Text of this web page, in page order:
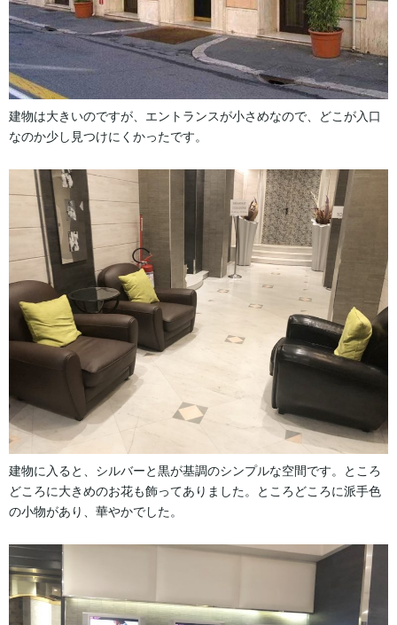
建物は大きいのですが、エントランスが小さめなので、どこが入口
なのか少し見つけにくかったです。
建物に入ると、シルバーと黒が基調のシンプルな空間です。ところ
どころに大きめのお花も飾ってありました。ところどころに派手色
の小物があり、華やかでした。